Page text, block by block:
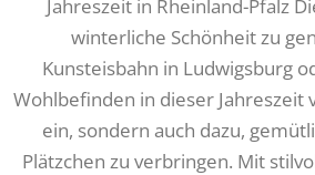
Jahreszeit in Rheinland-Pfalz
winterliche Schönheit zu
Kunsteisbahn in Ludwigsburg
Wohlbefinden in dieser
ein, sondern auch dazu,
Plätzchen zu verbringen. Mit